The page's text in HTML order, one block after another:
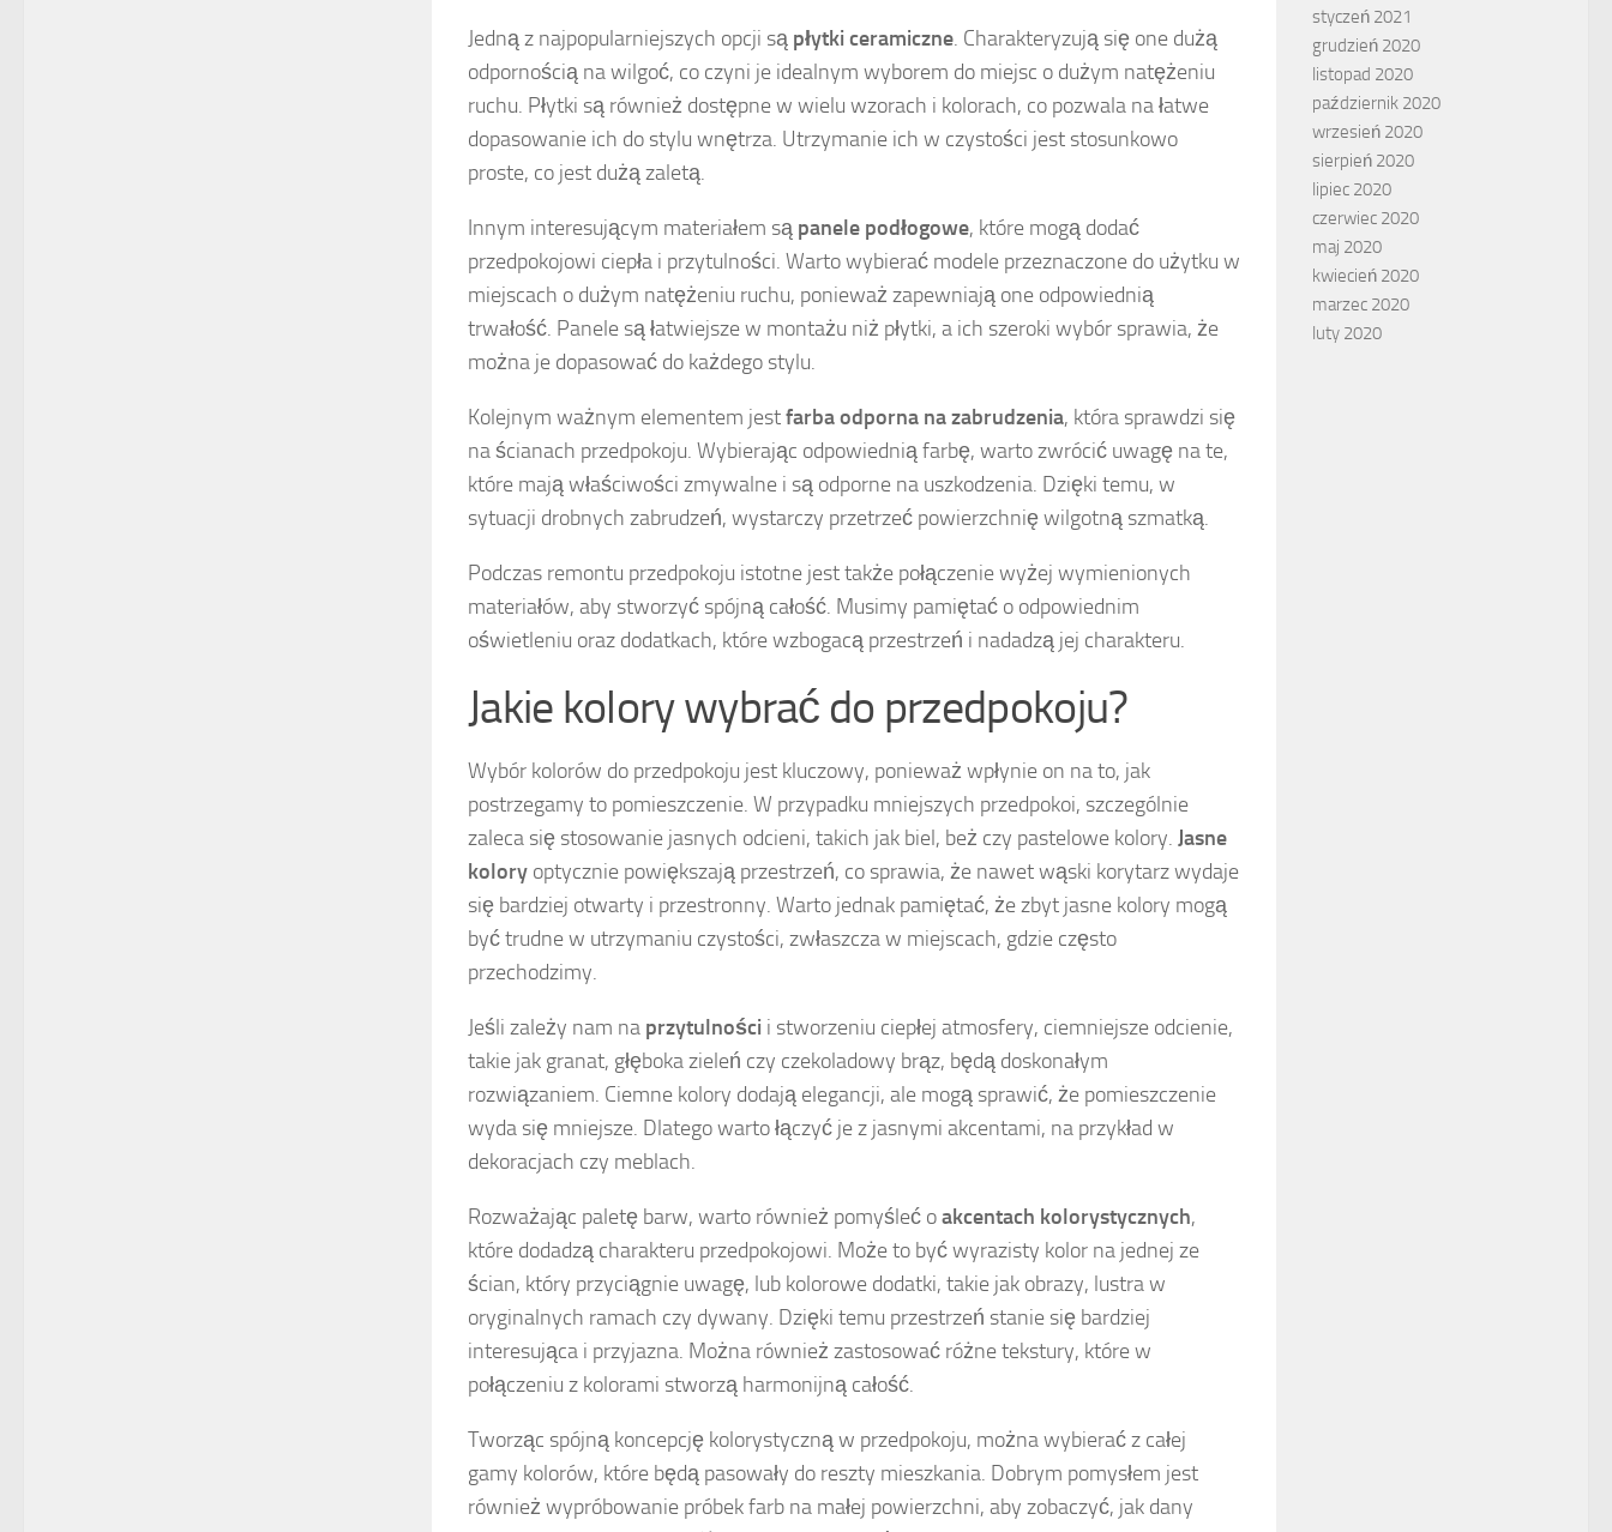
Jedną z najpopularniejszych opcji są płytki ceramiczne. Charakteryzują się one dużą
odpornością na wilgoć, co czyni je idealnym wyborem do miejsc o dużym natężeniu
ruchu. Płytki są również dostępne w wielu wzorach i kolorach, co pozwala na łatwe
dopasowanie ich do stylu wnętrza. Utrzymanie ich w czystości jest stosunkowo
proste, co jest dużą zaletą.
Innym interesującym materiałem są panele podłogowe, które mogą dodać
przedpokojowi ciepła i przytulności. Warto wybierać modele przeznaczone do użytku w
miejscach o dużym natężeniu ruchu, ponieważ zapewniają one odpowiednią
trwałość. Panele są łatwiejsze w montażu niż płytki, a ich szeroki wybór sprawia, że
można je dopasować do każdego stylu.
Kolejnym ważnym elementem jestfarba odporna na zabrudzenia, która sprawdzi się
na ścianach przedpokoju. Wybierając odpowiednią farbę, warto zwrócić uwagę na te,
które mają właściwości zmywalne i są odporne na uszkodzenia. Dzięki temu, w
sytuacji drobnych zabrudzeń, wystarczy przetrzeć powierzchnię wilgotną szmatką.
Podczas remontu przedpokoju istotne jest także połączenie wyżej wymienionych
materiałów, aby stworzyć spójną całość. Musimy pamiętać o odpowiednim
oświetleniu oraz dodatkach, które wzbogacą przestrzeń i nadadzą jej charakteru.
Jakie kolory wybrać do przedpokoju?
Wybór kolorów do przedpokoju jest kluczowy, ponieważ wpłynie on na to, jak
postrzegamy to pomieszczenie. W przypadku mniejszych przedpokoi, szczególnie
zaleca się stosowanie jasnych odcieni, takich jak biel, beż czy pastelowe kolory. Jasne
kolory optycznie powiększają przestrzeń, co sprawia, że nawet wąski korytarz wydaje
się bardziej otwarty i przestronny. Warto jednak pamiętać, że zbyt jasne kolory mogą
być trudne w utrzymaniu czystości, zwłaszcza w miejscach, gdzie często
przechodzimy.
Jeśli zależy nam na przytulności i stworzeniu ciepłej atmosfery, ciemniejsze odcienie,
takie jak granat, głęboka zieleń czy czekoladowy brąz, będą doskonałym
rozwiązaniem. Ciemne kolory dodają elegancji, ale mogą sprawić, że pomieszczenie
wyda się mniejsze. Dlatego warto łączyć je z jasnymi akcentami, na przykład w
dekoracjach czy meblach.
Rozważając paletę barw, warto również pomyśleć oakcentach kolorystycznych,
które dodadzą charakteru przedpokojowi. Może to być wyrazisty kolor na jednej ze
ścian, który przyciągnie uwagę, lub kolorowe dodatki, takie jak obrazy, lustra w
oryginalnych ramach czy dywany. Dzięki temu przestrzeń stanie się bardziej
interesująca i przyjazna. Można również zastosować różne tekstury, które w
połączeniu z kolorami stworzą harmonijną całość.
Tworząc spójną koncepcję kolorystyczną w przedpokoju, można wybierać z całej
gamy kolorów, które będą pasowały do reszty mieszkania. Dobrym pomysłem jest
również wypróbowanie próbek farb na małej powierzchni, aby zobaczyć, jak dany
styczeń 2021
grudzień 2020
listopad 2020
październik 2020
wrzesień 2020
sierpień 2020
lipiec 2020
czerwiec 2020
maj 2020
kwiecień 2020
marzec 2020
luty 2020